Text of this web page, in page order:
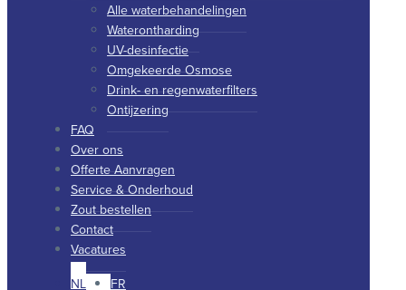
Alle waterbehandelingen
Waterontharding
UV-desinfectie
Omgekeerde Osmose
Drink- en regenwaterfilters
Ontijzering
FAQ
Over ons
Offerte Aanvragen
Service & Onderhoud
Zout bestellen
Contact
Vacatures
NL
FR